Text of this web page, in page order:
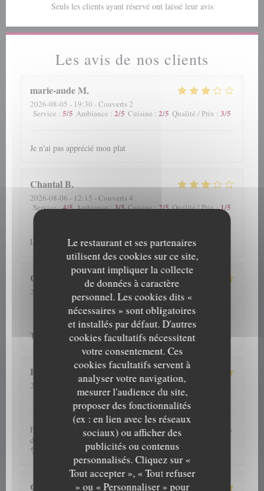
Le restaurant et ses partenaires
utilisent des cookies sur ce site,
pouvant impliquer la collecte
de données à caractère
personnel. Les cookies dits «
nécessaires » sont obligatoires
et installés par défaut. D'autres
cookies facultatifs nécessitent
votre consentement. Ces
cookies facultatifs servent à
analyser votre navigation,
mesurer l'audience du site,
proposer des fonctionnalités
(ex : en lien avec les réseaux
sociaux) ou afficher des
publicités ou contenus
personnalisés. Cliquez sur «
Tout accepter », « Tout refuser
» ou « Personnaliser » pour
Les avis de nos clients
marie-audeM
2026-08-05 - 19:30 - Couverts 2
Service : 5/5 Ambiance : 2/5 Cuisine : 2/5 Qualité / Prix : 3/5
Je n'ai pas apprécié mon plat
ChantalB
2026-08-06 - 12:15 - Couverts 4
Service:4/5 Ambiance:3/5 Cuisine:2/5 Qualité / Prix:1/5
La planche apéritive
Colette
2026-08-06
- 12:30 - Couverts 4
/5 Ambiance:5/5 Cuisine:5/5 Qualité / Prix
Tout a été parfait ! Nous reviendrons avec plaisir !
H
2026-08-06
- 20:00 - Couverts 5
Ambiance: 5/5 Cuisine: 5/5 Qualité / Prix
Plats savoureux,service impeccable,plusieurs fois nous avons
dîner dans cet établissement et jamais déçue.Je recommande
👌
Cathy
Seuls les clients ayant réservé ont laissé leur avis